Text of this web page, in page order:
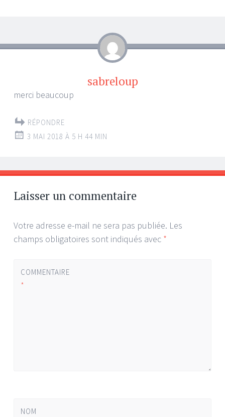
sabreloup
merci beaucoup
RÉPONDRE
3 MAI 2018 À 5 H 44 MIN
Laisser un commentaire
Votre adresse e-mail ne sera pas publiée. Les
champs obligatoires sont indiqués avec *
COMMENTAIRE
*
NOM